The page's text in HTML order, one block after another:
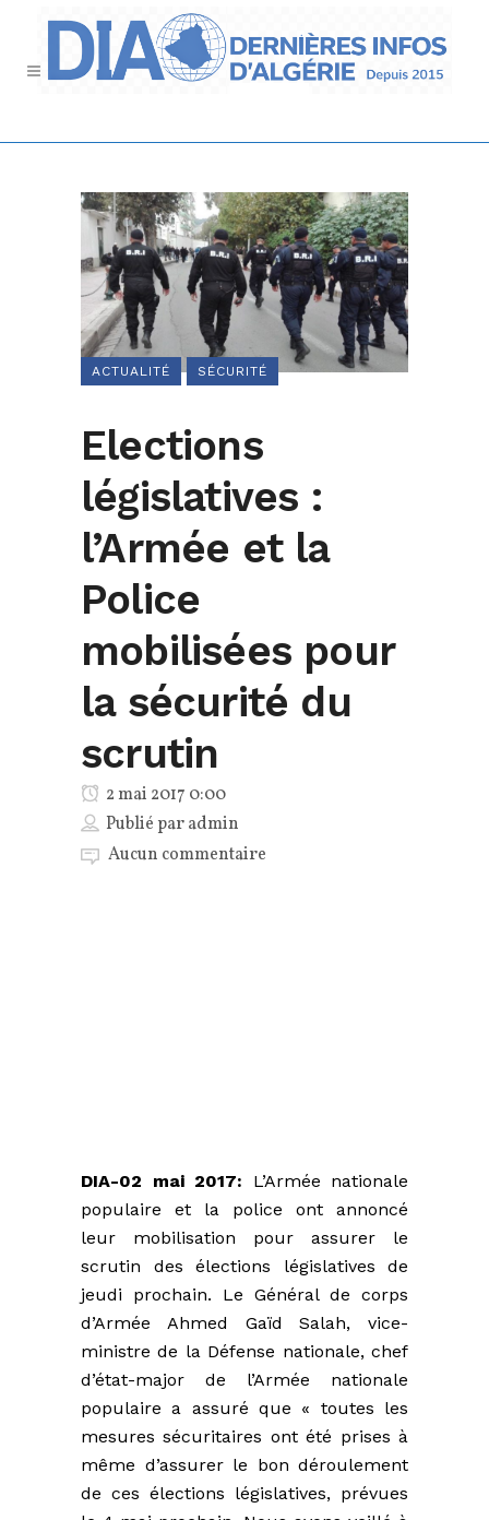
ACTUALITÉ SÉCURITÉ
Elections
législatives :
l’Armée et la
Police
mobilisées pour
la sécurité du
scrutin
2 mai 2017 0:00
Publié paradmin
Aucun commentaire
DIA-02 mai 2017: L’Armée nationale
populaire et la police ont annoncé
leur mobilisation pour assurer le
scrutin des élections législatives de
jeudi prochain. Le Général de corps
d’Armée Ahmed Gaïd Salah, vice-
ministre de la Défense nationale, chef
d’état-major de l’Armée nationale
populaire a assuré que « toutes les
mesures sécuritaires ont été prises à
même d’assurer le bon déroulement
de ces élections législatives, prévues